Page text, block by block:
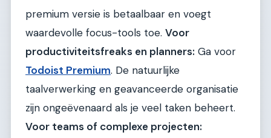
premium versie is betaalbaar en voegt
waardevolle focus-tools toe. Voor
productiviteitsfreaks en planners: Ga voor
Todoist Premium. De natuurlijke
taalverwerking en geavanceerde organisatie
zijn ongeëvenaard als je veel taken beheert.
Voor teams of complexe projecten: